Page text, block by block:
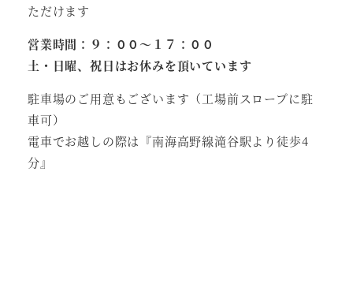
ただけます
営業時間：９：００～１７：００
土・日曜、祝日はお休みを頂いています
駐車場のご用意もございます（工場前スロープに駐
車可）
電車でお越しの際は『南海高野線滝谷駅より徒歩4
分』